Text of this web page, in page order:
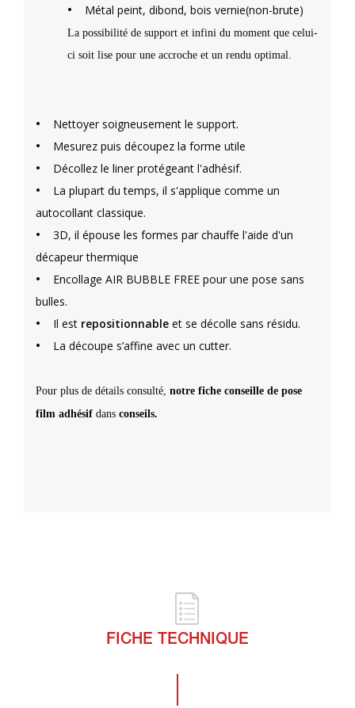
• Métal peint, dibond, bois vernie(non-brute)
La possibilité de support et infini du moment que celui-
ci soit lise pour une accroche et un rendu optimal.
• Nettoyer soigneusement le support.
• Mesurez puis découpez la forme utile
• Décollez le liner protégeant l'adhésif.
•
La plupart du temps, il s'applique comme un
autocollant classique.
• 3D, il épouse les formes par chauffe l'aide d'un
décapeur thermique
•
Encollage AIR BUBBLE FREE pour une pose sans
bulles.
• Il est repositionnable et se décolle sans résidu.
• La découpe s’affine avec un cutter.
Pour plus de détails consulté, notre fiche conseille de pose
film adhésif dans conseils.
FICHE TECHNIQUE